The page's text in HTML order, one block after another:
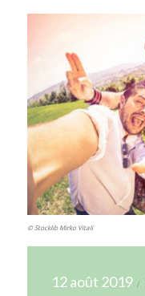
© Stocklib Mirko Vitali
le
12 août 2019